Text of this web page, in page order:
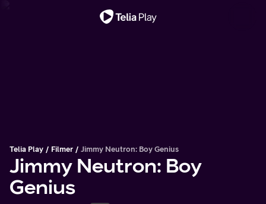
Telia Play Filmer Jimmy Neutron: Boy Genius
Jimmy Neutron: Boy
Genius